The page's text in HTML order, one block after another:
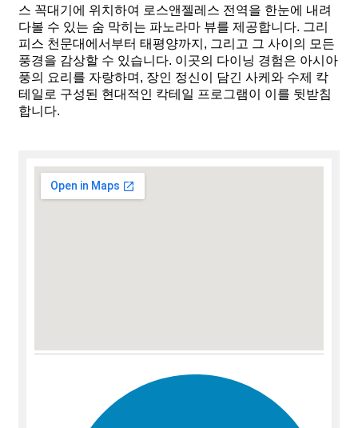
스 꼭대기에 위치하여 로스앤젤레스 전역을 한눈에 내려
다볼 수 있는 숨 막히는 파노라마 뷰를 제공합니다. 그리
피스 천문대에서부터 태평양까지, 그리고 그 사이의 모든
풍경을 감상할 수 있습니다. 이곳의 다이닝 경험은 아시아
풍의 요리를 자랑하며, 장인 정신이 담긴 사케와 수제 칵
테일로 구성된 현대적인 칵테일 프로그램이 이를 뒷받침
합니다.